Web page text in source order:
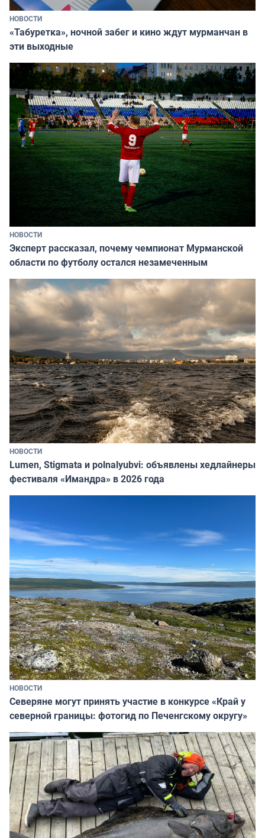
НОВОСТИ
«Табуретка», ночной забег и кино ждут мурманчан в
эти выходные
НОВОСТИ
Эксперт рассказал, почему чемпионат Мурманской
области по футболу остался незамеченным
НОВОСТИ
Lumen, Stigmata и polnalyubvi: объявлены хедлайнеры
фестиваля «Имандра» в 2026 года
НОВОСТИ
Северяне могут принять участие в конкурсе «Край у
северной границы: фотогид по Печенгскому округу»